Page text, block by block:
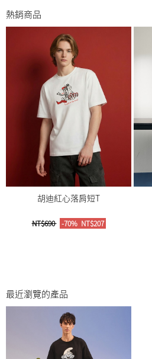
熱銷商品
胡迪紅心落肩短T
NT$690 -70% NT$207
最近瀏覽的產品